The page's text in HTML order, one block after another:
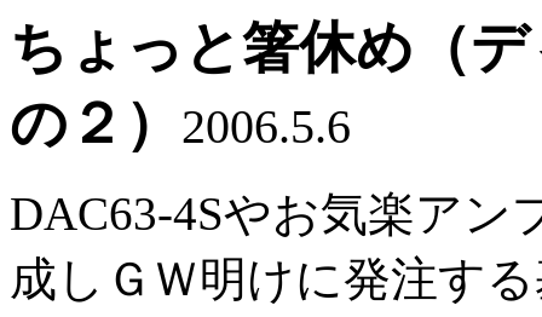
ちょっと箸休め（
の２） 2006.5.6
DAC63-4Sやお気楽アン
成しＧＷ明けに発注す